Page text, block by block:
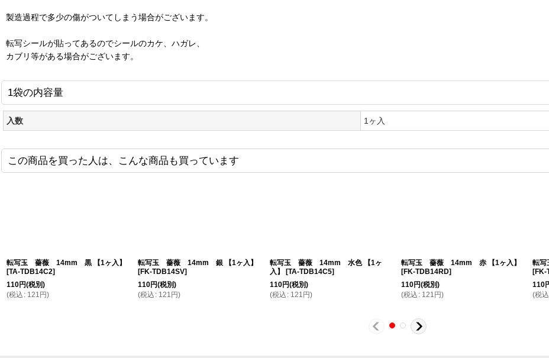
製造過程で多少の傷がついてしまう場合がございます。
転写シールが貼ってあるのでシールのカケ、ハガレ、
カブリ等がある場合がございます。
1袋の内容量
入数 1ヶ入
この商品を買った人は、こんな商品も買っています
転写玉 薔薇 14mm 黒 【1ヶ入】
[TA-TDB14C2]
110円(税別)
(税込 : 121 円)
転写玉 薔薇 14mm 銀 【1ヶ入】
[FK-TDB14SV]
110円(税別)
(税込 : 121 円)
転写玉 薔薇 14mm 水色 【1ヶ
入】
[TA-TDB14C5]
110円(税別)
(税込 : 121 円)
転写玉 薔薇 14mm 赤 【1ヶ入】
[FK-TDB14RD]
110円(税別)
(税込 : 121 円)
転
[FK-
110
(税込